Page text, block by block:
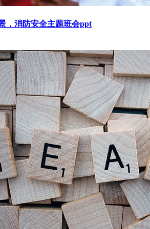
，消防安全主题班会ppt